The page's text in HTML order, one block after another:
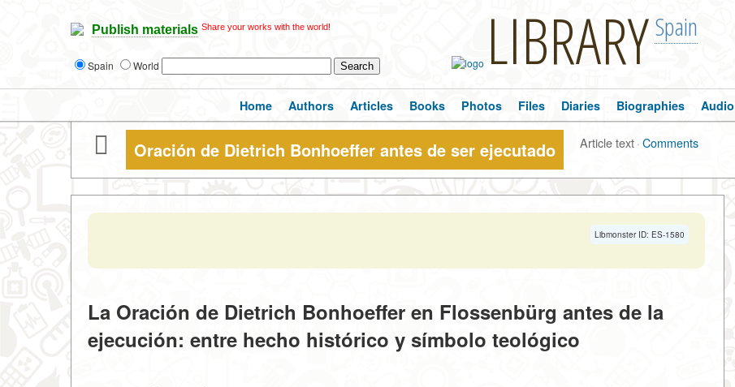
Publish materials Share your works with the world!
Spain World LIBRARY Spain
Home Authors Articles Books Photos Files Diaries Biographies Audio
Oración de Dietrich Bonhoeffer antes de ser ejecutado Article text·Comments
Libmonster ID: ES-1580
La Oración de Dietrich Bonhoeffer en Flossenbürg antes de la
ejecución: entre hecho histórico y símbolo teológico